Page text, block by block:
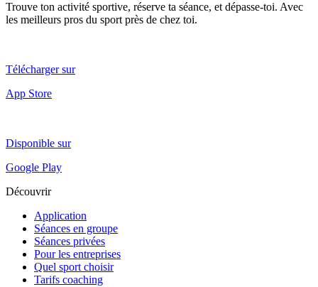
Trouve ton activité sportive, réserve ta séance, et dépasse-toi. Avec
les meilleurs pros du sport près de chez toi.
Télécharger sur
App Store
Disponible sur
Google Play
Découvrir
Application
Séances en groupe
Séances privées
Pour les entreprises
Quel sport choisir
Tarifs coaching